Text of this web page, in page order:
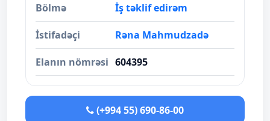
Bölmə İş təklif edirəm
İstifadəçi Rəna Mahmudzadə
Elanın nömrəsi 604395
(+994 55) 690-86-00